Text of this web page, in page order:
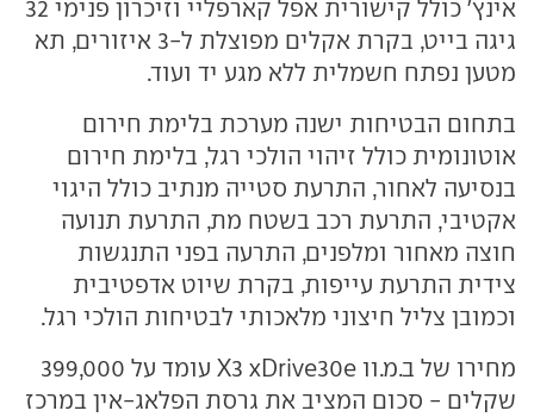
אינץ' כולל קישורית אפל קארפליי וזיכרון פנימי 32
גיגה בייט, בקרת אקלים מפוצלת ל-3 איזורים, תא
מטען נפתח חשמלית ללא מגע יד ועוד.
בתחום הבטיחות ישנה מערכת בלימת חירום
אוטונומית כולל זיהוי הולכי רגל, בלימת חירום
בנסיעה לאחור, התרעת סטייה מנתיב כולל היגוי
אקטיבי, התרעת רכב בשטח מת, התרעת תנועה
חוצה מאחור ומלפנים, התרעה בפני התנגשות
צידית התרעת עייפות, בקרת שיוט אדפטיבית
וכמובן צליל חיצוני מלאכותי לבטיחות הולכי רגל.
מחירו של ב.מ.וו X3 xDrive30e עומד על 399,000
שקלים - סכום המציב את גרסת הפלאג-אין במרכז